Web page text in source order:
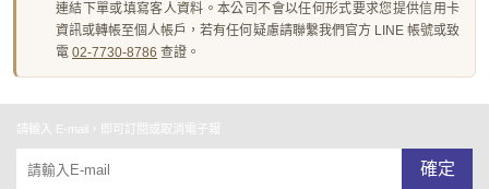
連結下單或填寫客人資料。本公司不會以任何形式要求您提供信用卡
資訊或轉帳至個人帳戶，若有任何疑慮請聯繫我們官方 LINE 帳號或致
電 02-7730-8786 查證。
請輸入 E-mail，即可訂閱或取消電子報
確定